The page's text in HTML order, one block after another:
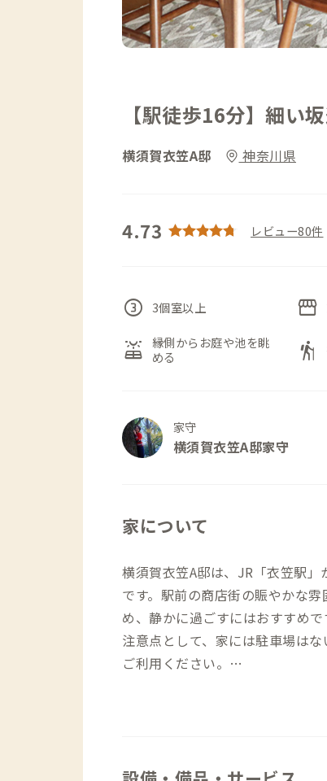
【駅徒歩16分】細い
横須賀衣笠A邸 神奈川県
4.73 レビュー80件
counter_3 3個室以上 storefront
solar_power 縁側からお庭や池を眺
める
hiking
家守
横須賀衣笠A邸家守
家について
横須賀衣笠A邸は、JR「衣笠駅
です。駅前の商店街の賑やかな
め、静かに過ごすにはおすすめで
注意点として、家には駐車場は
ご利用ください。
玄関を入ると、左手には縁側が